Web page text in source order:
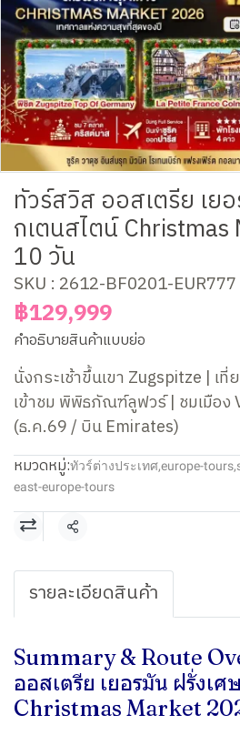
ทัวร์สวิส ออสเตรีย เย
กเตนสไตน์
10 วัน
SKU : 2612-BF0201-EUR777
฿129,999
คำอธิบายสินค้าแบบย่อ
นั่งกระเช้าขึ้นเขา Zugspitze | เ
เข้าชม พิพิธภัณฑ์ลูฟวร์ | ชมเมือง
(ธ.ค.69 / บิน Emirates)
หมวดหมู่:ทัวร์ต่างประเทศ,europe-tours,
east-europe-tours
แชร์
รายละเอียดสินค้า
Summary & Route
ออสเตรีย เยอรมัน ฝรั่งเ
Christmas Market